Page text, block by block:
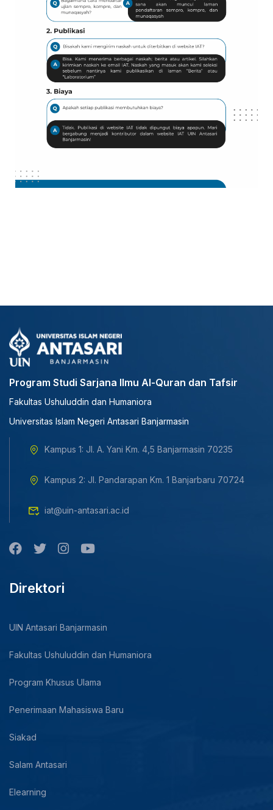
Program Studi Sarjana Ilmu Al-Quran dan Tafsir
Fakultas Ushuluddin dan Humaniora
Universitas Islam Negeri Antasari Banjarmasin
Kampus 1: Jl. A. Yani Km. 4,5 Banjarmasin 70235
Kampus 2: Jl. Pandarapan Km. 1 Banjarbaru 70724
iat@uin-antasari.ac.id
Direktori
UIN Antasari Banjarmasin
Fakultas Ushuluddin dan Humaniora
Program Khusus Ulama
Penerimaan Mahasiswa Baru
Siakad
Salam Antasari
Elearning